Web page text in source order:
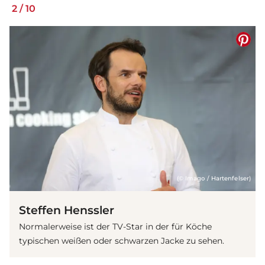
2 / 10
(© Imago / Hartenfelser)
Steffen Henssler
Normalerweise ist der TV-Star in der für Köche
typischen weißen oder schwarzen Jacke zu sehen.